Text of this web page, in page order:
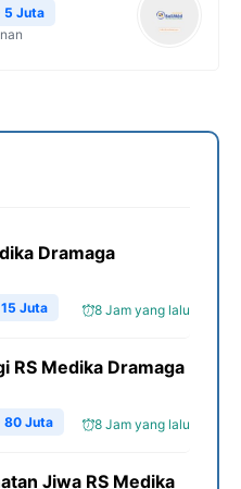
5 Juta
Dramaga
8 Jam yang lalu
Juta
RS Medika Dramaga
8 Jam yang lalu
80 Juta
Jiwa RS Medika